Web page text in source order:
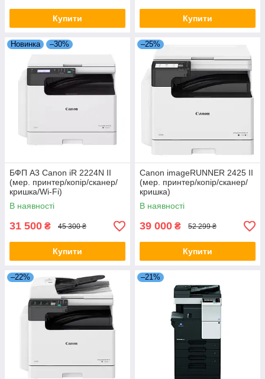
Купити Купити
Новинка –30%
БФП A3 Canon iR 2224N II
(мер. принтер/копір/сканер/
кришка/Wi-Fi)
В наявності
31 500 ₴ 45 300 ₴
Купити
–25%
Canon imageRUNNER 2425 II
(мер. принтер/копір/сканер/
кришка)
В наявності
39 000 ₴ 52 299 ₴
Купити
–22% –21%